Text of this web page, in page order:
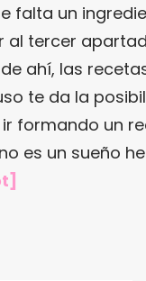
falta un
al tercer
ahí, las
te da la
formando un
es un sueño
]